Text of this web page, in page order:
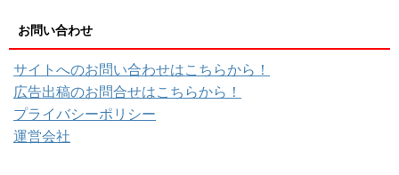
お問い合わせ
サイトへのお問い合わせはこちらから！
広告出稿のお問合せはこちらから！
プライバシーポリシー
運営会社